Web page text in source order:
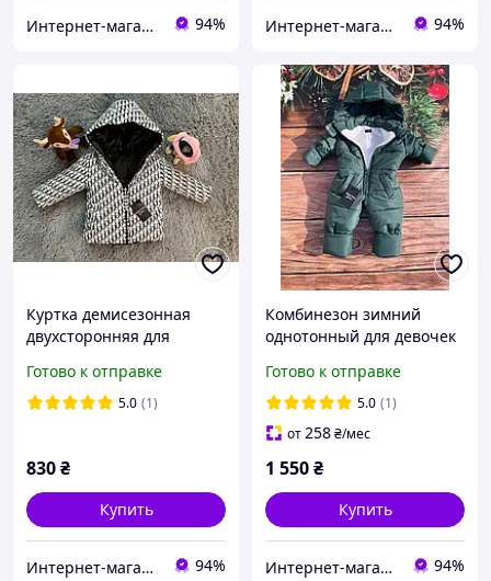
Интернет-магазин "GLADYS" 94% Интернет-магазин "GLADYS" 94%
Куртка демисезонная
двухсторонняя для
Dior черная 80-86
Готово к отправке
5.0 (1)
830₴
Купить
Интернет-магазин "GLADYS" 94%
Комбинезон зимний
однотонный для девочек
Готово к отправке
5.0 (1)
от258₴/мес
1 550₴
Купить
Интернет-магазин "GLADYS" 94%